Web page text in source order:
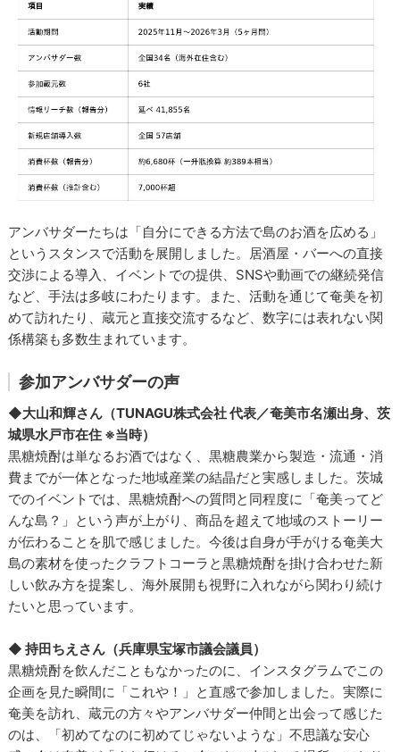
アンバサダーたちは「自分にできる方法で島のお酒を広める」
というスタンスで活動を展開しました。居酒屋・バーへの直接
交渉による導入、イベントでの提供、SNSや動画での継続発信
など、手法は多岐にわたります。また、活動を通じて奄美を初
めて訪れたり、蔵元と直接交流するなど、数字には表れない関
係構築も多数生まれています。
参加アンバサダーの声
◆大山和輝さん（TUNAGU株式会社 代表／奄美市名瀬出身、茨
城県水戸市在住 ※当時）
黒糖焼酎は単なるお酒ではなく、黒糖農業から製造・流通・消
費までが一体となった地域産業の結晶だと実感しました。茨城
でのイベントでは、黒糖焼酎への質問と同程度に「奄美ってど
んな島？」という声が上がり、商品を超えて地域のストーリー
が伝わることを肌で感じました。今後は自身が手がける奄美大
島の素材を使ったクラフトコーラと黒糖焼酎を掛け合わせた新
しい飲み方を提案し、海外展開も視野に入れながら関わり続け
たいと思っています。
◆ 持田ちえさん（兵庫県宝塚市議会議員）
黒糖焼酎を飲んだこともなかったのに、インスタグラムでこの
企画を見た瞬間に「これや！」と直感で参加しました。実際に
奄美を訪れ、蔵元の方々やアンバサダー仲間と出会って感じた
のは、「初めてなのに初めてじゃないような」不思議な安心